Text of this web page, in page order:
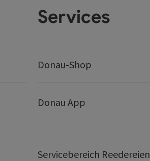
Services
Donau-Shop
Donau App
Servicebereich Reedereien